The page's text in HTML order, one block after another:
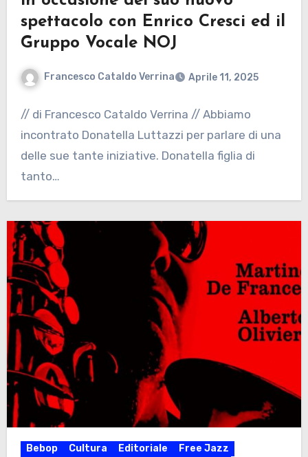
spettacolo con Enrico Cresci ed il
Gruppo Vocale NOJ
Francesco Cataldo Verrina Aprile 11, 2025
// di Francesco Cataldo Verrina // Abbiamo
incontrato Donatella Luttazzi per parlare di una
delle sue tante iniziative. Donatella figlia di
tanto…
Bebop Cultura Editoriale
Free Jazz